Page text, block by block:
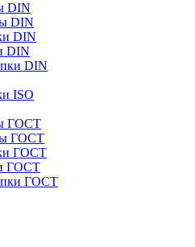
DIN
DIN
DIN
DIN
DIN
ISO
ГОСТ
ГОСТ
ГОСТ
ГОСТ
ГОСТ